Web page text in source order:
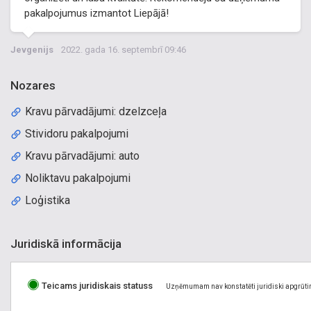
pakalpojumus izmantot Liepājā!
Jevgenijs 2022. gada 16. septembrī 09:46
Nozares
Kravu pārvadājumi: dzelzceļa
Stividoru pakalpojumi
Kravu pārvadājumi: auto
Noliktavu pakalpojumi
Loģistika
Juridiskā informācija
Teicams juridiskais statuss Uzņēmumam nav konstatēti juridiski